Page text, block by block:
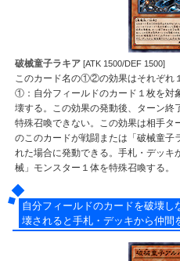
破械童子ラキア [ATK 1500/DEF 1500]
このカード名の①②の効果はそれぞれ
①：自分フィールドのカード１枚を対
壊する。この効果の発動後、ターン終
特殊召喚できない。この効果は相手
のこのカードが戦闘または「破械童子
れた場合に発動できる。手札・デッキ
械」モンスター１体を特殊召喚する。
自分フィールドのカードを破壊し
壊されると手札・デッキから仲間